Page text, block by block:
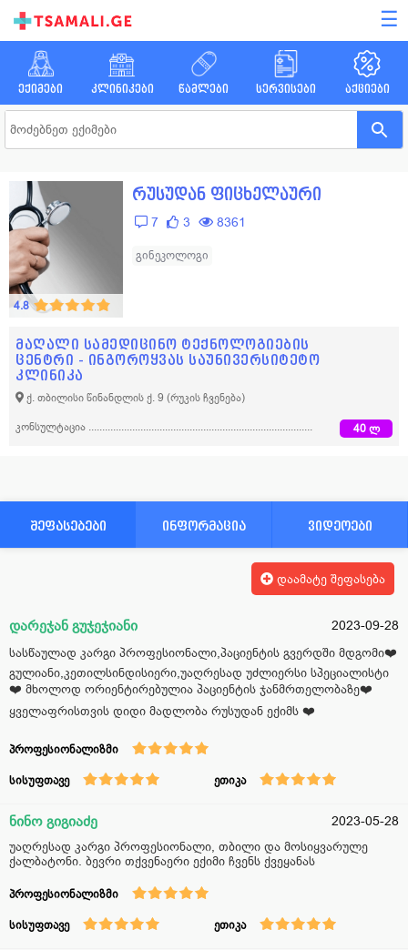
☰
ექიმები კლინიკები წამლები სერვისები აქციები
4.8
რუსუდან ფიცხელაური
7 3 8361
გინეკოლოგი
მაღალი სამედიცინო ტექნოლოგიების
ცენტრი - ინგოროყვას საუნივერსიტეტო
კლინიკა
ქ. თბილისი წინანდლის ქ. 9 (რუკის ჩვენება)
კონსულტაცია 40 ლ
შეფასებები ინფორმაცია ვიდეოები
დაამატე შეფასება
დარეჯან გუჯეჯიანი
2023-09-28
სასწაულად კარგი პროფესიონალი,პაციენტის გვერდში მდგომი❤️
გულიანი,კეთილსინდისიერი,უაღრესად უძლიერსი სპეციალისტი
❤️ მხოლოდ ორიენტირებულია პაციენტის ჯანმრთელობაზე❤️
ყველაფრისთვის დიდი მადლობა რუსუდან ექიმს ❤️
პროფესიონალიზმი
სისუფთავე ეთიკა
ნინო გიგიაძე
2023-05-28
უაღრესად კარგი პროფესიონალი, თბილი და მოსიყვარულე
ქალბატონი. ბევრი თქვენაერი ექიმი ჩვენს ქვეყანას
პროფესიონალიზმი
სისუფთავე ეთიკა